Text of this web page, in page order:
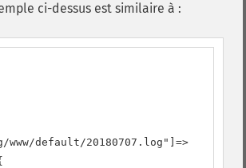
ci-dessus est similaire à :
www/default/20180707.log"]=>